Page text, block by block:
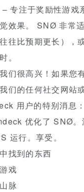
专注于奖励性游戏
效果。 SNØ 非常
往比预期更长），
。
们很高兴！如果您
们的任何社交网站
用户的特别消息：
优化了 SNØ。
运行。享受。
找到的东西
戏
脉